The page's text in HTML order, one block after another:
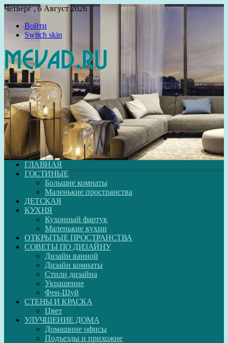
Четверг , 6 Август 2026
Войти
Switch skin
ГЛАВНАЯ
ГОСТИНЫЕ
Большие комнаты
Маленькие пространства
ДЕТСКАЯ
КУХНЯ
Кухонный фартук
Маленькие кухни
ОТКРЫТЫЕ ПРОСТРАНСТВА
СОВЕТЫ ПО ДИЗАЙНУ
Дизайн ванной
Дизайн комнаты
Стили дизайна
Украшение
Фен-Шуй
СТЕНЫ И КРАСКА
Цвет
УЛУЧШЕНИЕ ДОМА
Домашние офисы
Подъезды и прихожие